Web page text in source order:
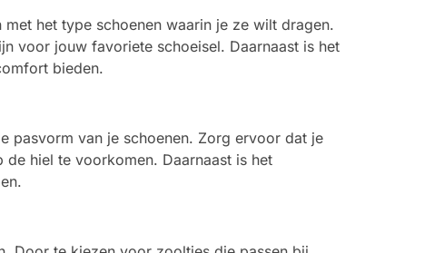
het type schoenen waarin je ze wilt dragen.
voor jouw favoriete schoeisel. Daarnaast is het
bieden.
pasvorm van je schoenen. Zorg ervoor dat je
hiel te voorkomen. Daarnaast is het